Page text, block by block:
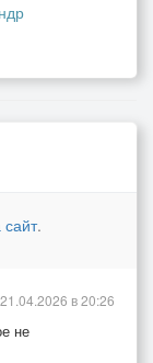
сайт.
не
21.04.2026 в 20:26